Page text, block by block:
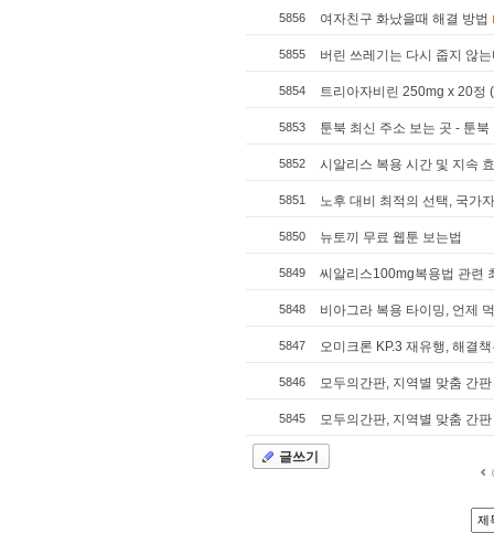
5856 여자친구 화났을때 해결 방법
5855 버린 쓰레기는 다시 줍지 않
5854 트리아자비린 250mg x 20정
5853 툰북 최신 주소 보는 곳 - 툰
5852 시알리스 복용 시간 및 지속
5851 노후 대비 최적의 선택, 국가
5850 뉴토끼 무료 웹툰 보는법
5849 씨알리스100mg복용법 관련
5848 비아그라 복용 타이밍, 언제
5847 오미크론 KP.3 재유행, 해결
5846 모두의간판, 지역별 맞춤 간
5845 모두의간판, 지역별 맞춤 간
글쓰기